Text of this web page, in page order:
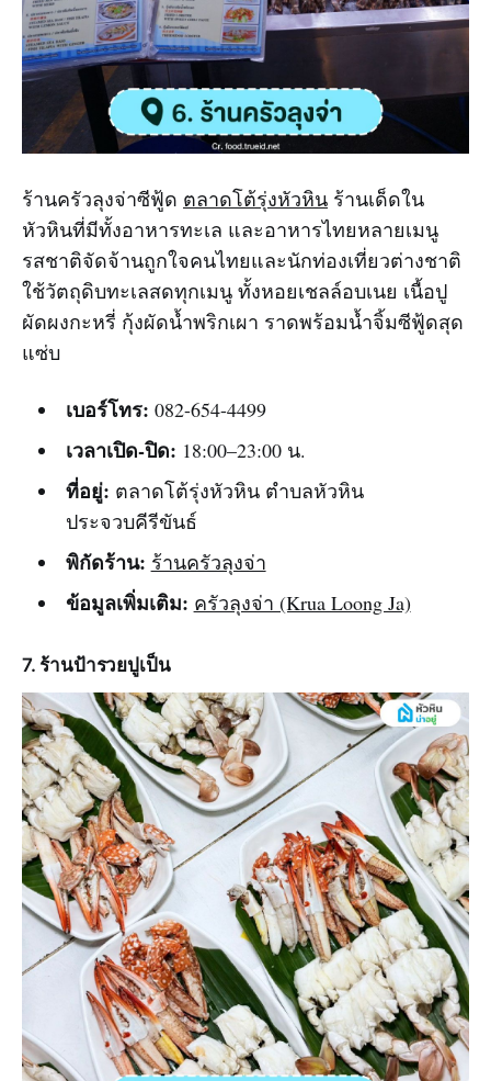
ร้านครัวลุงจ่าซีฟู้ด ตลาดโต้รุ่งหัวหิน ร้านเด็ดใน
หัวหินที่มีทั้งอาหารทะเล และอาหารไทยหลายเมนู
รสชาติจัดจ้านถูกใจคนไทยและนักท่องเที่ยวต่างชาติ
ใช้วัตถุดิบทะเลสดทุกเมนู ทั้งหอยเชลล์อบเนย เนื้อปู
ผัดผงกะหรี่ กุ้งผัดน้ำพริกเผา ราดพร้อมน้ำจิ้มซีฟู้ดสุด
แซ่บ
เบอร์โทร: 082-654-4499
เวลาเปิด-ปิด: 18:00–23:00 น.
ที่อยู่: ตลาดโต้รุ่งหัวหิน ตำบลหัวหิน
ประจวบคีรีขันธ์
พิกัดร้าน: ร้านครัวลุงจ่า
ข้อมูลเพิ่มเติม: ครัวลุงจ่า (Krua Loong Ja)
7. ร้านป้ารวยปูเป็น